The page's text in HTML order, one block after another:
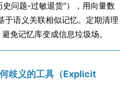
问题-过敏退货"），用向量数
于语义关联相似记忆。定期清理
免记忆库变成信息垃圾场。
歧义的工具（Explicit